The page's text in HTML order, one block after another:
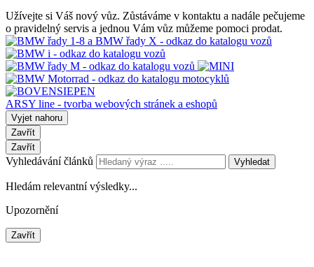
Užívejte si Váš nový vůz. Zůstáváme v kontaktu a nadále pečujeme
o pravidelný servis a jednou Vám vůz můžeme pomoci prodat.
ARSY line - tvorba webových stránek a eshopů
Vyjet nahoru
Zavřít
Zavřít
Vyhledávání článků Vyhledat
Hledám relevantní výsledky...
Upozornění
Zavřít